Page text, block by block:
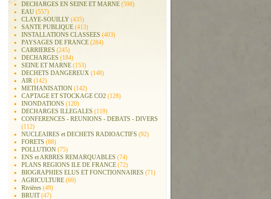
DECHARGES EN SEINE ET MARNE (598)
EAU (557)
CLAYE-SOUILLY (435)
SANTE PUBLIQUE (413)
INSTALLATIONS CLASSEES (403)
PAYSAGES DE FRANCE (284)
CARRIERES (245)
DECHARGES (184)
SEINE ET MARNE (153)
DECHETS DANGEREUX (148)
AIR (142)
METHANISATION (142)
CAPTAGE ET STOCKAGE CO2 (128)
INONDATIONS (120)
DECHARGES ILLEGALES (119)
CONFERENCES - REUNIONS - DEBATS - DIVERS
(112)
NUCLEAIRES et DECHETS RADIOACTIFS (92)
FORETS (88)
POLLUTION (75)
ENS et ARBRES REMARQUABLES (74)
PLANS REGIONS ILE DE FRANCE (72)
BIOGRAPHIES ELUS ET FONCTIONNAIRES (71)
AGRICULTURE (69)
Rivières (49)
BRUIT(47)